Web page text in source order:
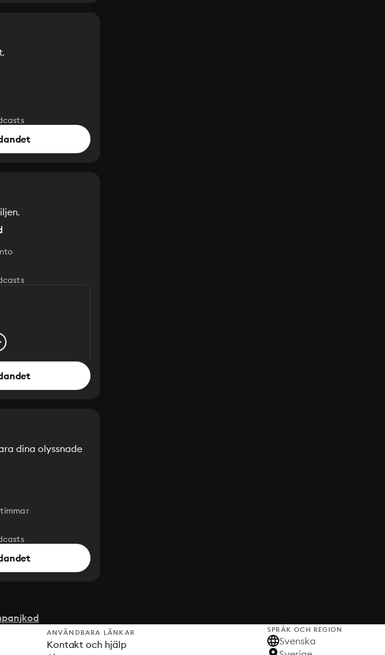
dina olyssnade
ANVÄNDBARA LÄNKAR
Kontakt och hjälp
SPRÅK OCH REGION
Svenska